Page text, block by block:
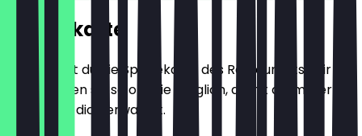
Speisekarte
Hier findest du die Speisekarte des Restaurants. Wir
aktualisieren sie so oft wie möglich, damit du immer
weißt, was dich erwartet.